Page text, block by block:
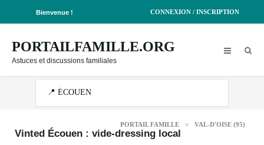
Bienvenue ! CONNEXION / INSCRIPTION
PORTAILFAMILLE.ORG
Astuces et discussions familiales
PORTAIL FAMILLE > VAL-D'OISE (95)
Vinted Écouen : vide-dressing local